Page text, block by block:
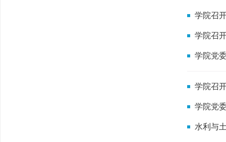
学院召
学院召
学院党
学院召
学院党
水利与